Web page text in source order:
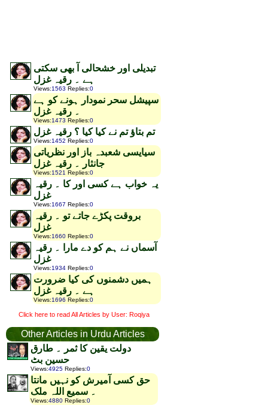
تبدیلی اور خشحالی آ بھی سکتی
ہے ۔ رقیہ غزل
Views:1563 Replies:0
سپیشل سحر نمودار ہونے کو ہے
۔ رقیہ غزل
Views:1473 Replies:0
تم بتاؤ تم نے کیا کیا ؟ رقیہ غزل
Views:1452 Replies:0
سیایسی شعبدہ باز اور نظریاتی
جانثار ۔ رقیہ غزل
Views:1521 Replies:0
یہ خواب ہے کسی اور کا ۔ رقیہ
غزل
Views:1667 Replies:0
بروقت پکڑے جاتے تو ۔ رقیہ
غزل
Views:1660 Replies:0
آسماں نے ہم کو دے مارا ۔ رقیہ
غزل
Views:1934 Replies:0
ہمیں دشمنوں کی کیا ضرورت
ہے ۔ رقیہ غزل
Views:1696 Replies:0
Click here to read All Articles by User: Roqiya
Other Articles in Urdu Articles
دولت یقین کا ثمر ۔ طارق
حسین بٹ
Views:4925 Replies:0
حق کسی آمیرش کو نہیں مانتا
۔ سمیع اللہ ملک
Views:4880 Replies:0